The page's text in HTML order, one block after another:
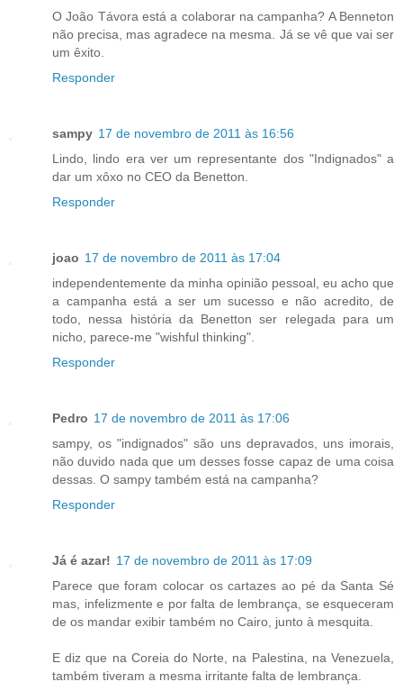
O João Távora está a colaborar na campanha? A Benneton
não precisa, mas agradece na mesma. Já se vê que vai ser
um êxito.
Responder
sampy 17 de novembro de 2011 às 16:56
Lindo, lindo era ver um representante dos "Indignados" a
dar um xôxo no CEO da Benetton.
Responder
joao 17 de novembro de 2011 às 17:04
independentemente da minha opinião pessoal, eu acho que
a campanha está a ser um sucesso e não acredito, de
todo, nessa história da Benetton ser relegada para um
nicho, parece-me "wishful thinking".
Responder
Pedro 17 de novembro de 2011 às 17:06
sampy, os "indignados" são uns depravados, uns imorais,
não duvido nada que um desses fosse capaz de uma coisa
dessas. O sampy também está na campanha?
Responder
Já é azar! 17 de novembro de 2011 às 17:09
Parece que foram colocar os cartazes ao pé da Santa Sé
mas, infelizmente e por falta de lembrança, se esqueceram
de os mandar exibir também no Cairo, junto à mesquita.
E diz que na Coreia do Norte, na Palestina, na Venezuela,
também tiveram a mesma irritante falta de lembrança.